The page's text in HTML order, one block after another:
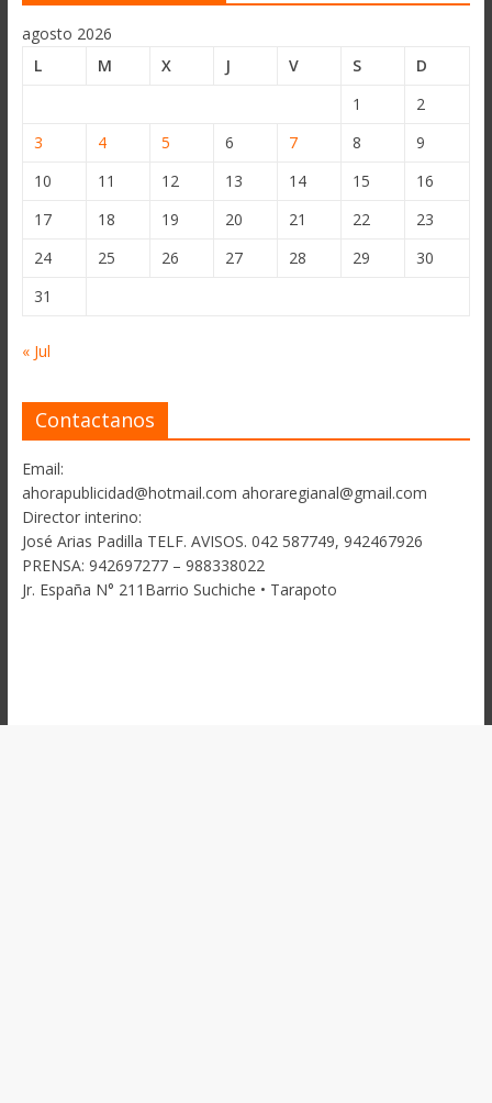
agosto 2026
L
M X J V S
D
1
2
3
4 5 6 7 8
9
10
11 12 13 14 15
16
17
18 19 20 21 22
23
24
25 26 27 28 29
30
31
« Jul
Contactanos
Email:
ahorapublicidad@hotmail.com ahoraregianal@gmail.com
Director interino:
José Arias Padilla TELF. AVISOS. 042 587749, 942467926
PRENSA: 942697277 – 988338022
Jr. España N° 211Barrio Suchiche • Tarapoto